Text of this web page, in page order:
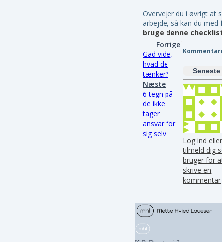
Overvejer du i øvrigt at
arbejde, så kan du med
bruge denne
Forrige
Gad vide,
hvad de
tænker?
Næste
6 tegn på
de ikke
tager
ansvar for
sig selv
Seneste
Log ind eller
tilmeld dig
bruger for
skrive en
kommentar